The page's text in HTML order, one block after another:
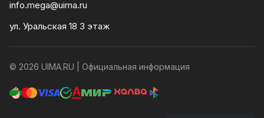
info.mega@uima.ru
ул. Уральская 18 3 этаж
© 2026 UIMA.RU | Официальная информация